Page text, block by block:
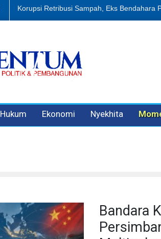
Korupsi Retribusi Sampah, Eks Bendahara
Hukum Ekonomi Nyekhita
Bandara